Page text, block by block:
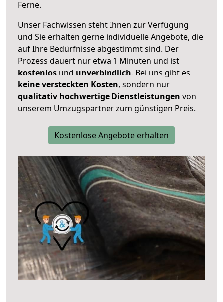
Ferne.
Unser Fachwissen steht Ihnen zur Verfügung
und Sie erhalten gerne individuelle Angebote, die
auf Ihre Bedürfnisse abgestimmt sind. Der
Prozess dauert nur etwa 1 Minuten und ist
kostenlos und unverbindlich. Bei uns gibt es
keine versteckten Kosten, sondern nur
qualitativ hochwertige Dienstleistungen von
unserem Umzugspartner zum günstigen Preis.
Kostenlose Angebote erhalten